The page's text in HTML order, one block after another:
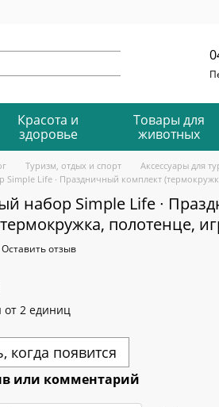
Красота и
здоровье
Товары для
животных
Туризм, отдых и спорт
Аксессуары для
Life ∙ Праздничный комплект
набор Simple Life ∙
полотенце,
Оставить отзыв
2 единиц
когда появится
или комментарий